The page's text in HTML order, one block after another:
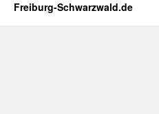
Freiburg-Schwarzwald.de